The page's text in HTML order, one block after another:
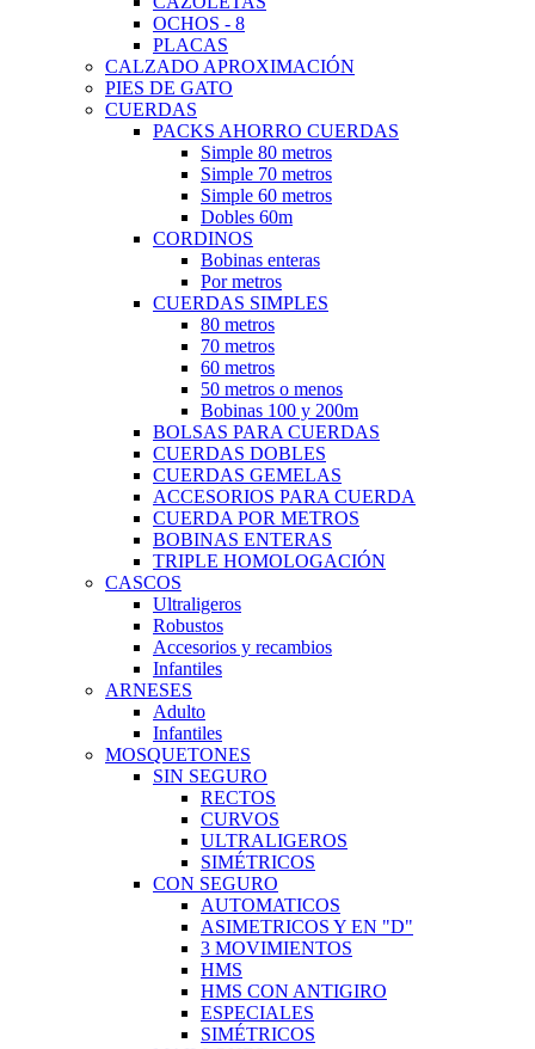
OCHOS - 8
PLACAS
CALZADO APROXIMACIÓN
PIES DE GATO
CUERDAS
PACKS AHORRO CUERDAS
Simple 80 metros
Simple 70 metros
Simple 60 metros
Dobles 60m
CORDINOS
Bobinas enteras
Por metros
CUERDAS SIMPLES
80 metros
70 metros
60 metros
50 metros o menos
Bobinas 100 y 200m
BOLSAS PARA CUERDAS
CUERDAS DOBLES
CUERDAS GEMELAS
ACCESORIOS PARA CUERDA
CUERDA POR METROS
BOBINAS ENTERAS
TRIPLE HOMOLOGACIÓN
CASCOS
Ultraligeros
Robustos
Accesorios y recambios
Infantiles
ARNESES
Adulto
Infantiles
MOSQUETONES
SIN SEGURO
RECTOS
CURVOS
ULTRALIGEROS
SIMÉTRICOS
CON SEGURO
AUTOMATICOS
ASIMETRICOS Y EN "D"
3 MOVIMIENTOS
HMS
HMS CON ANTIGIRO
ESPECIALES
SIMÉTRICOS